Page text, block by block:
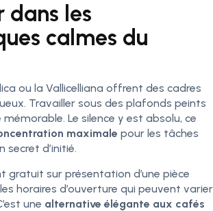
dans les
calmes du
ou la Vallicelliana offrent des cadres
Travailler sous des plafonds peints
Le silence y est absolu, ce
maximale pour les tâches
secret d’initié.
gratuit sur présentation d’une pièce
horaires d’ouverture qui peuvent varier
une alternative élégante aux cafés